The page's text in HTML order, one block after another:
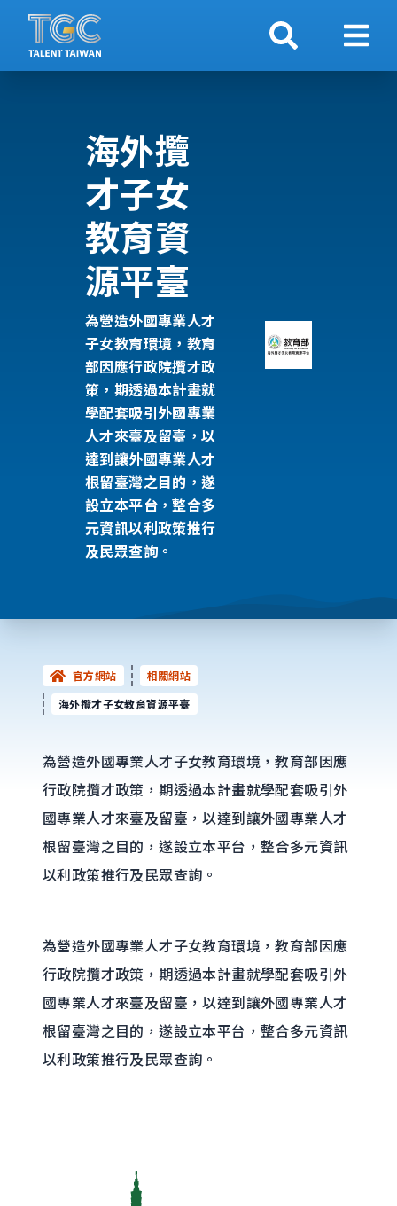
搜索 顯示
海外攬
才子女
教育資
源平臺
為營造外國專業人才
子女教育環境，教育
部因應行政院攬才政
策，期透過本計畫就
學配套吸引外國專業
人才來臺及留臺，以
達到讓外國專業人才
根留臺灣之目的，遂
設立本平台，整合多
元資訊以利政策推行
及民眾查詢。
官方網站
相關網站
海外攬才子女教育資源平臺
為營造外國專業人才子女教育環境，教育部因應
行政院攬才政策，期透過本計畫就學配套吸引外
國專業人才來臺及留臺，以達到讓外國專業人才
根留臺灣之目的，遂設立本平台，整合多元資訊
以利政策推行及民眾查詢。
為營造外國專業人才子女教育環境，教育部因應
行政院攬才政策，期透過本計畫就學配套吸引外
國專業人才來臺及留臺，以達到讓外國專業人才
根留臺灣之目的，遂設立本平台，整合多元資訊
以利政策推行及民眾查詢。